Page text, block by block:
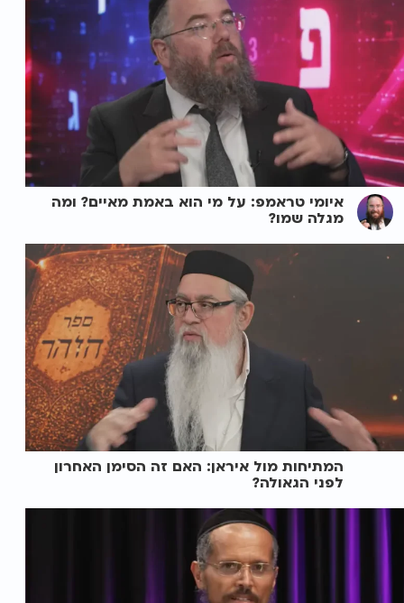
איומי טראמפ: על מי הוא באמת מאיים? ומה
מגלה שמו?
המתיחות מול איראן: האם זה הסימן האחרון
לפני הגאולה?